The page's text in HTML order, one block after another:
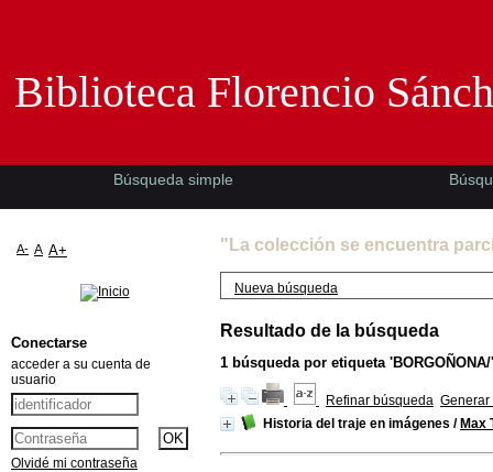
"La colección se encuentra
Nueva búsqueda
Resultado de la búsqueda
1 búsqueda por etiqueta 'BORGOÑONA/'
Refinar búsqueda Generar
Historia del traje en imágenes / Max
Biblioteca Florencio
Búsqueda simple
A- A A+
Conectarse
acceder a su cuenta de
usuario
Olvidé mi contraseña